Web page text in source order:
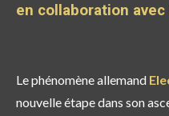
en collaboration avec
Le phénomène allemand
nouvelle étape dans son